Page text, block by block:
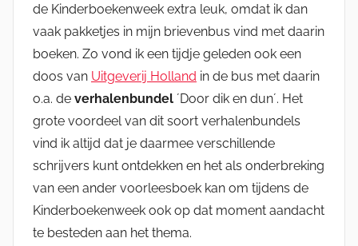
de Kinderboekenweek extra leuk, omdat ik dan
vaak pakketjes in mijn brievenbus vind met daarin
boeken. Zo vond ik een tijdje geleden ook een
doos van Uitgeverij Holland in de bus met daarin
o.a. de verhalenbundel ´Door dik en dun´. Het
grote voordeel van dit soort verhalenbundels
vind ik altijd dat je daarmee verschillende
schrijvers kunt ontdekken en het als onderbreking
van een ander voorleesboek kan om tijdens de
Kinderboekenweek ook op dat moment aandacht
te besteden aan het thema.